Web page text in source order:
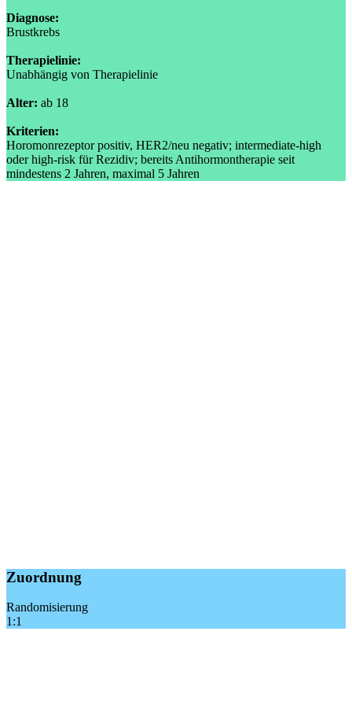
Diagnose:
Brustkrebs
Therapielinie:
Unabhängig von Therapielinie
Alter: ab 18
Kriterien:
Horomonrezeptor positiv, HER2/neu negativ; intermediate-high
oder high-risk für Rezidiv; bereits Antihormontherapie seit
mindestens 2 Jahren, maximal 5 Jahren
Zuordnung
Randomisierung
1:1